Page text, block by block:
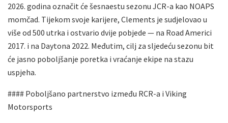
2026. godina označit će šesnaestu sezonu JCR-a kao NOAPS
momčad. Tijekom svoje karijere, Clements je sudjelovao u
više od 500 utrka i ostvario dvije pobjede — na Road Americi
2017. i na Daytona 2022. Međutim, cilj za sljedeću sezonu bit
će jasno poboljšanje poretka i vraćanje ekipe na stazu
uspjeha.
#### Poboljšano partnerstvo između RCR-a i Viking
Motorsports